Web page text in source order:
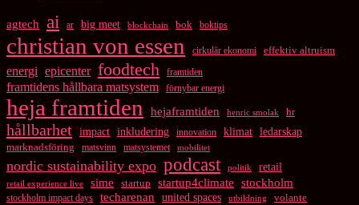
agtech ai ar big meet blockchain bok boktips
christian von essen cirkulär ekonomi effektiv altruism
energi epicenter foodtech framtiden
framtidens hållbara matsystem förnybar energi
heja framtiden hejaframtiden henric smolak hr
hållbarhet impact inkludering innovation klimat ledarskap
marknadsföring matsvinn matsystemet mobilitet
nordic sustainability expo podcast politik retail
retail experience live sime startup startup4climate stockholm
stockholm impact days techarenan united spaces utbildning volante